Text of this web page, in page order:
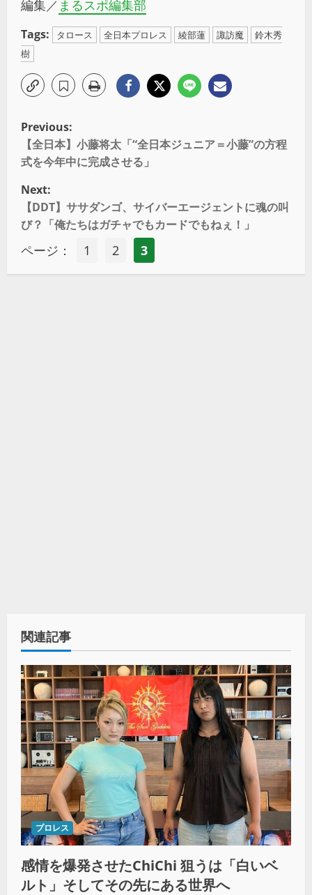
編集／ まるスポ編集部
Tags: タロース 全日本プロレス 綾部蓮 諏訪魔
鈴木秀
樹
Previous:
【全日本】小藤将太「“全日本ジュニア＝小藤”の方程
式を今年中に完成させる」
Next:
【DDT】ササダンゴ、サイバーエージェントに魂の叫
び？「俺たちはガチャでもカードでもねぇ！」
ページ： 1 2 3
関連記事
プロレス
感情を爆発させたChiChi 狙うは「白いベ
ルト」そしてその先にある世界へ